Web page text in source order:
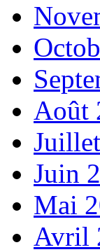
Août
Juin
Mai
Avril